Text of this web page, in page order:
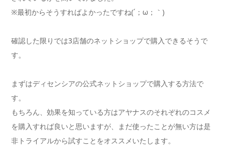
※最初からそうすればよかったですね(´；ω；｀)
確認した限りでは3店舗のネットショップで購入できるそうで
す。
まずはディセンシアの公式ネットショップで購入する方法で
す。
もちろん、効果を知っている方はアヤナスのそれぞれのコスメ
を購入すれば良いと思いますが、まだ使ったことが無い方は是
非トライアルから試すことをオススメいたします。